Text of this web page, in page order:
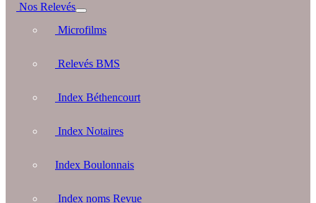
Nos Relevés
Microfilms
Relevés BMS
Index Béthencourt
Index Notaires
Index Boulonnais
Index noms Revue